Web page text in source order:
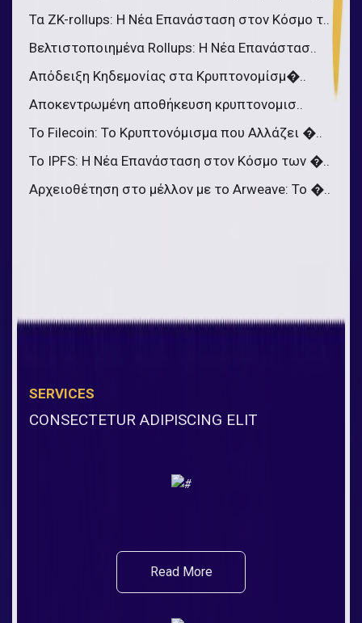
Τα ZK-rollups: Η Νέα Επανάσταση στον Κόσμο τ..
Βελτιστοποιημένα Rollups: Η Νέα Επανάστασ..
Απόδειξη Κηδεμονίας στα Κρυπτονομίσμ�..
Αποκεντρωμένη αποθήκευση κρυπτονομισ..
Το Filecoin: Το Κρυπτονόμισμα που Αλλάζει �..
Το IPFS: Η Νέα Επανάσταση στον Κόσμο των �..
Αρχειοθέτηση στο μέλλον με το Arweave: Το �..
SERVICES
CONSECTETUR ADIPISCING ELIT
Read More